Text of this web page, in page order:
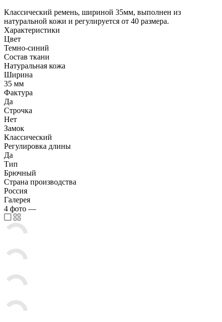
Классический ремень, шириной 35мм, выполнен из
натуральной кожи и регулируется от 40 размера.
Характеристики
Цвет
Темно-синий
Состав ткани
Натуральная кожа
Ширина
35 мм
Фактура
Да
Строчка
Нет
Замок
Классический
Регулировка длины
Да
Тип
Брючный
Страна производства
Россия
Галерея
4 фото —